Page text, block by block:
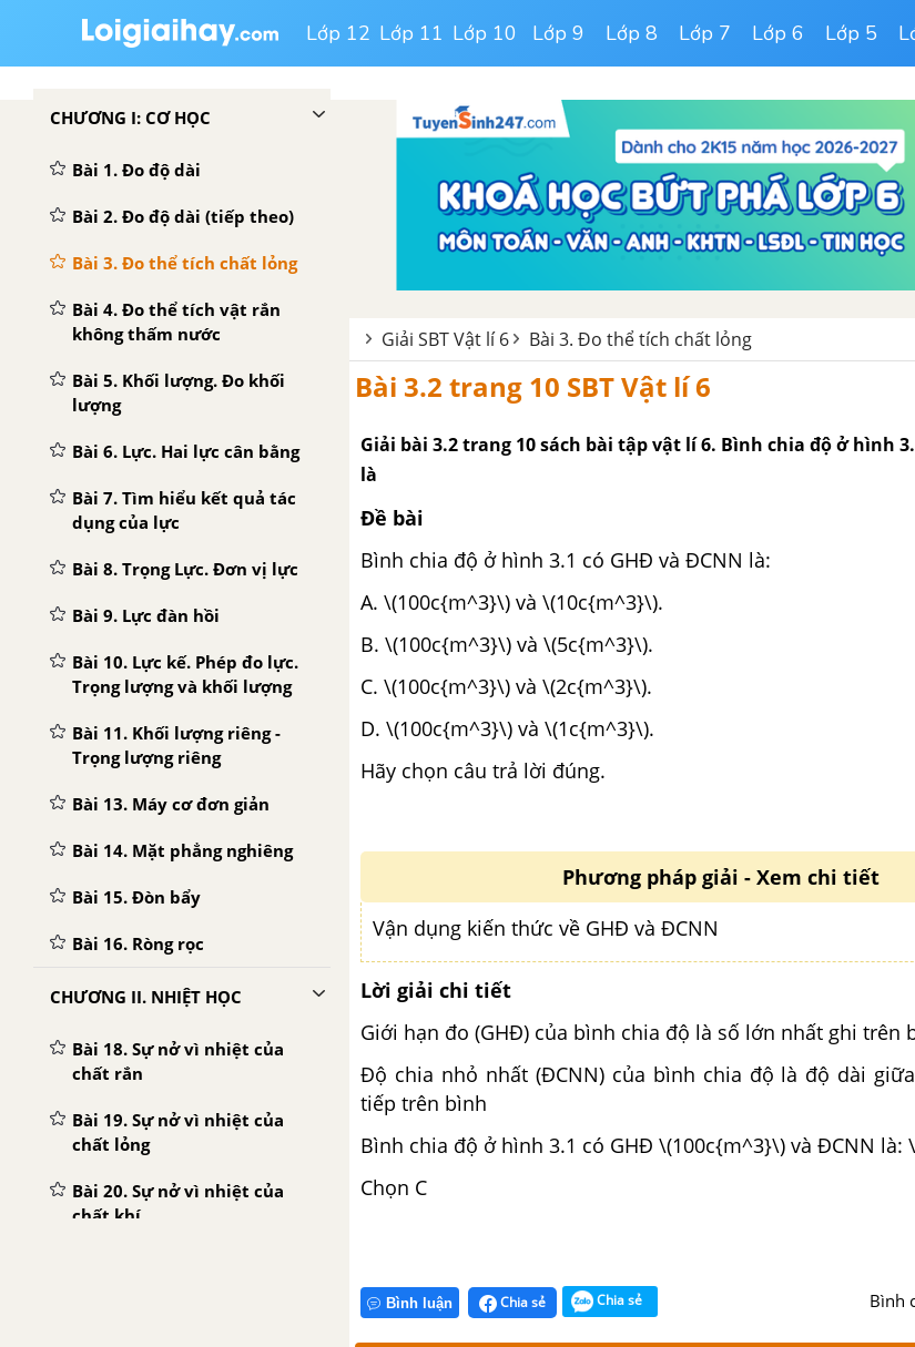
Lớp 12 Lớp 11 Lớp 10 Lớp 9 Lớp 8 Lớp 7 Lớp 6 Lớp 5
CHƯƠNG I: CƠ HỌC
Bài 1. Đo độ dài
Bài 2. Đo độ dài (tiếp theo)
Bài 3. Đo thể tích chất lỏng
Bài 4. Đo thể tích vật rắn
không thấm nước
Bài 5. Khối lượng. Đo khối
lượng
Bài 6. Lực. Hai lực cân bằng
Bài 7. Tìm hiểu kết quả tác
dụng của lực
Bài 8. Trọng Lực. Đơn vị lực
Bài 9. Lực đàn hồi
Bài 10. Lực kế. Phép đo lực.
Trọng lượng và khối lượng
Bài 11. Khối lượng riêng -
Trọng lượng riêng
Bài 13. Máy cơ đơn giản
Bài 14. Mặt phẳng nghiêng
Bài 15. Đòn bẩy
Bài 16. Ròng rọc
CHƯƠNG II. NHIỆT HỌC
Bài 18. Sự nở vì nhiệt của
chất rắn
Bài 19. Sự nở vì nhiệt của
chất lỏng
Bài 20. Sự nở vì nhiệt của
chất khí
Giải SBT Vật lí 6 Bài 3. Đo thể tích chất lỏng
Bài 3.2 trang 10 SBT Vật lí 6
Giải bài 3.2 trang 10 sách bài tập vật lí 6. Bình chia độ ở hình
là
Đề bài
Bình chia độ ở hình 3.1 có GHĐ và ĐCNN là:
A. \(100c{m^3}\) và \(10c{m^3}\).
B. \(100c{m^3}\) và \(5c{m^3}\).
C. \(100c{m^3}\) và \(2c{m^3}\).
D. \(100c{m^3}\) và \(1c{m^3}\).
Hãy chọn câu trả lời đúng.
Phương pháp giải - Xem chi tiết
Vận dụng kiến thức về GHĐ và ĐCNN
Lời giải chi tiết
Giới hạn đo (GHĐ) của bình chia độ là số lớn nhất ghi trên
Độ chia nhỏ nhất (ĐCNN) của bình chia độ là độ dài
tiếp trên bình
Bình chia độ ở hình 3.1 có GHĐ \(100c{m^3}\) và ĐCNN là:
Chọn C
Bình luận Chia sẻ Chia sẻ Bình